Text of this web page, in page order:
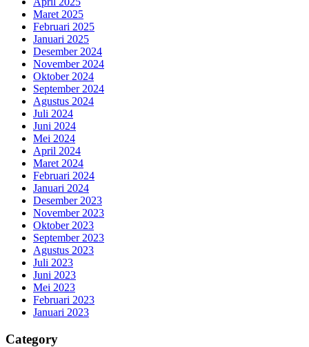
Maret 2025
Februari 2025
Januari 2025
Desember 2024
November 2024
Oktober 2024
September 2024
Agustus 2024
Juli 2024
Juni 2024
Mei 2024
April 2024
Maret 2024
Februari 2024
Januari 2024
Desember 2023
November 2023
Oktober 2023
September 2023
Agustus 2023
Juli 2023
Juni 2023
Mei 2023
Februari 2023
Januari 2023
Category